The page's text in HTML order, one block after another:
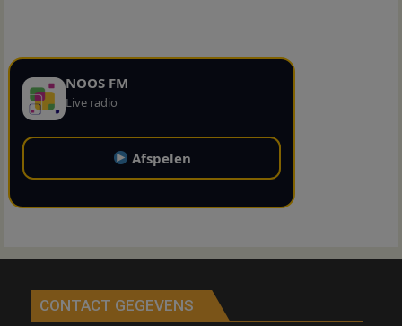
NOOS FM
Live radio
Afspelen
CONTACT GEGEVENS